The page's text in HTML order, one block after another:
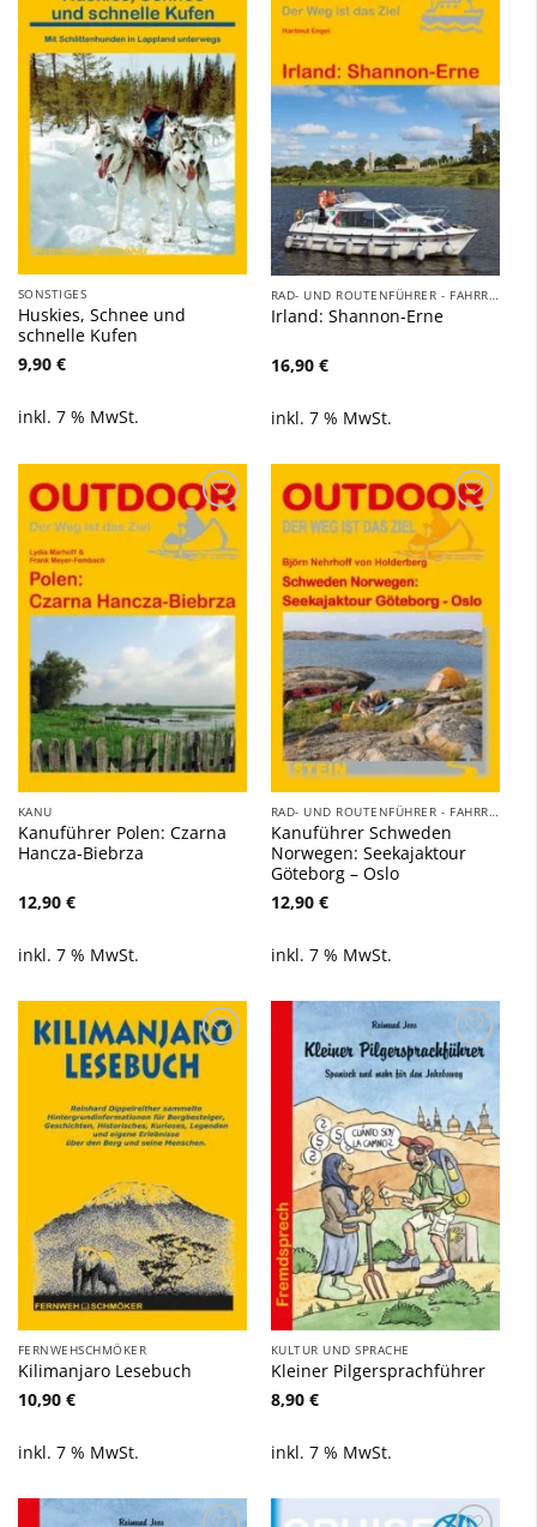
Zu
Wunschliste
hinzufügen
SONSTIGES
Huskies, Schnee und
schnelle Kufen
9,90 €
inkl. 7 % MwSt.
Zu
Wunschliste
RAD- UND ROUTENFÜHRER - FAHRRAD, AUTO, WOHNMOBIL, BOOT
Irland: Shannon-Erne
16,90 €
inkl. 7 % MwSt.
Zu
Wunschliste
hinzufügen
KANU
Kanuführer Polen: Czarna
Hancza-Biebrza
12,90 €
inkl. 7 % MwSt.
Zu
Wunschliste
hinzufügen
RAD- UND ROUTENFÜHRER - FAHRRAD, AUTO, WOHNMOBIL, BOOT
Kanuführer Schweden
Norwegen: Seekajaktour
Göteborg – Oslo
12,90 €
inkl. 7 % MwSt.
Zu
Wunschliste
hinzufügen
FERNWEHSCHMÖKER
Kilimanjaro Lesebuch
10,90 €
inkl. 7 % MwSt.
Zu
Wunschliste
hinzufügen
KULTUR UND SPRACHE
Kleiner Pilgersprachführer
8,90 €
inkl. 7 % MwSt.